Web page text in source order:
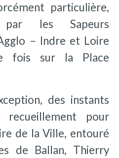
particulière,
par les Sapeurs
– Indre et Loire
fois sur la Place
des instants
pour
de la Ville, entouré
de Ballan, Thierry